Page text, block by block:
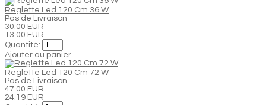
Reglette Led 120 Cm 36 W
Pas de Livraison
30.00 EUR
13.00 EUR
Quantité:
Ajouter au panier
Reglette Led 120 Cm 72 W
Pas de Livraison
47.00 EUR
24.19 EUR